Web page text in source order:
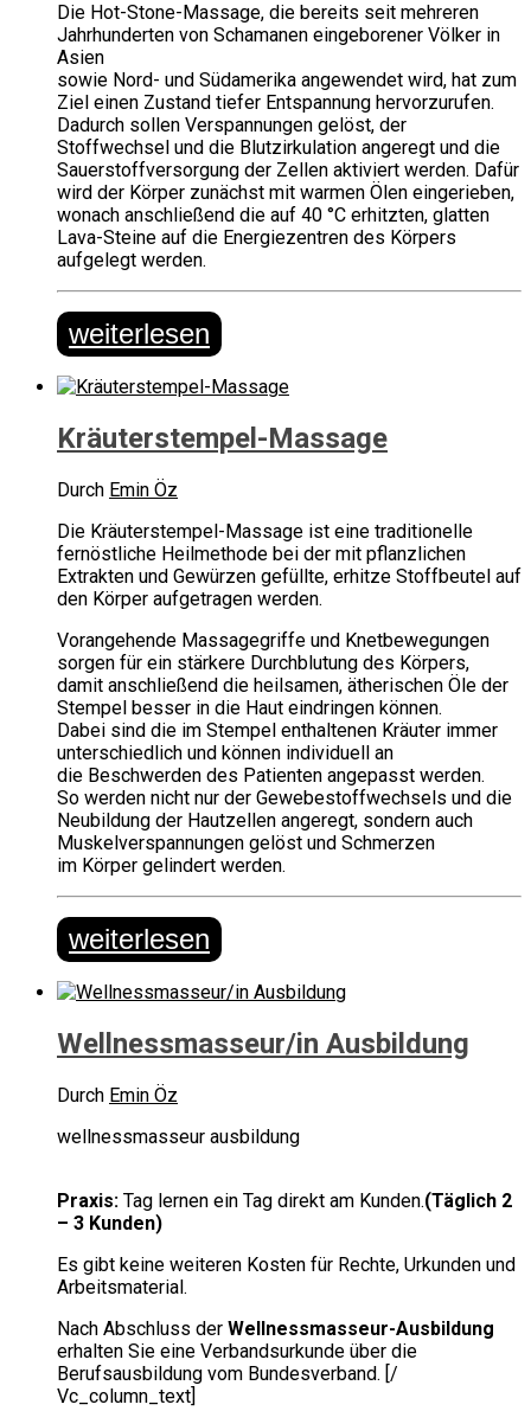
Die Hot-Stone-Massage, die bereits seit mehreren
Jahrhunderten von Schamanen eingeborener Völker in
Asien
sowie Nord- und Südamerika angewendet wird, hat zum
Ziel einen Zustand tiefer Entspannung hervorzurufen.
Dadurch sollen Verspannungen gelöst, der
Stoffwechsel und die Blutzirkulation angeregt und die
Sauerstoffversorgung der Zellen aktiviert werden. Dafür
wird der Körper zunächst mit warmen Ölen eingerieben,
wonach anschließend die auf 40 °C erhitzten, glatten
Lava-Steine auf die Energiezentren des Körpers
aufgelegt werden.
weiterlesen
Kräuterstempel-Massage
Durch Emin Öz
Die Kräuterstempel-Massage ist eine traditionelle
fernöstliche Heilmethode bei der mit pflanzlichen
Extrakten und Gewürzen gefüllte, erhitze Stoffbeutel auf
den Körper aufgetragen werden.
Vorangehende Massagegriffe und Knetbewegungen
sorgen für ein stärkere Durchblutung des Körpers,
damit anschließend die heilsamen, ätherischen Öle der
Stempel besser in die Haut eindringen können.
Dabei sind die im Stempel enthaltenen Kräuter immer
unterschiedlich und können indi­viduell an
die Beschwerden des Patienten angepasst werden.
So werden nicht nur der Gewebestoffwechsels und die
Neubildung der Hautzellen angeregt, sondern auch
Muskelverspannungen gelöst und Schmerzen
im Körper gelindert werden.
weiterlesen
Wellnessmasseur/in Ausbildung
Durch Emin Öz
wellnessmasseur ausbildung
Praxis: Tag lernen ein Tag direkt am Kunden.(Täglich 2
– 3 Kunden)
Es gibt keine weiteren Kosten für Rechte, Urkunden und
Arbeitsmaterial.
Nach Abschluss der Wellnessmasseur-Ausbildung
erhalten Sie eine Verbandsurkunde über die
Berufsausbildung vom Bundesverband. [/
Vc_column_text]